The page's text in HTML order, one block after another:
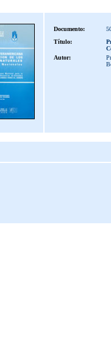
Documento:
Título:
Autor: